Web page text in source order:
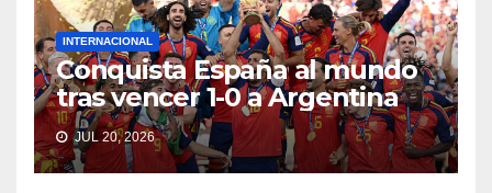
INTERNACIONAL
Conquista España al mundo
tras vencer 1-0 a Argentina
JUL 20, 2026